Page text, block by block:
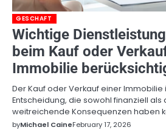
GESCHAFT
Wichtige
beim Kauf oder
Immobilie
Der Kauf oder Verkauf einer
Entscheidung, die sowohl finanziell
weitreichende Konsequenzen haben
byMichael CaineFebruary 17, 2026